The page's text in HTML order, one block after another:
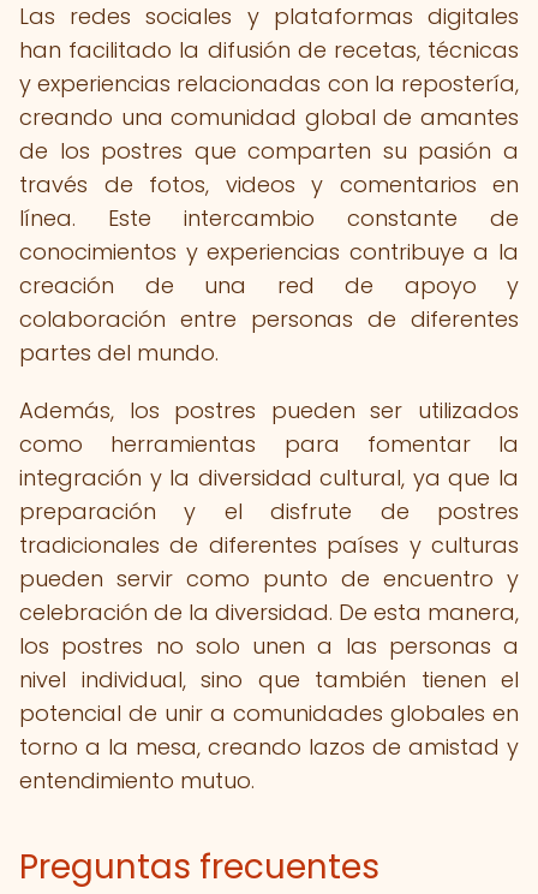
Las redes sociales y plataformas digitales
han facilitado la difusión de recetas, técnicas
y experiencias relacionadas con la repostería,
creando una comunidad global de amantes
de los postres que comparten su pasión a
través de fotos, videos y comentarios en
línea. Este intercambio constante de
conocimientos y experiencias contribuye a la
creación de una red de apoyo y
colaboración entre personas de diferentes
partes del mundo.
Además, los postres pueden ser utilizados
como herramientas para fomentar la
integración y la diversidad cultural, ya que la
preparación y el disfrute de postres
tradicionales de diferentes países y culturas
pueden servir como punto de encuentro y
celebración de la diversidad. De esta manera,
los postres no solo unen a las personas a
nivel individual, sino que también tienen el
potencial de unir a comunidades globales en
torno a la mesa, creando lazos de amistad y
entendimiento mutuo.
Preguntas frecuentes